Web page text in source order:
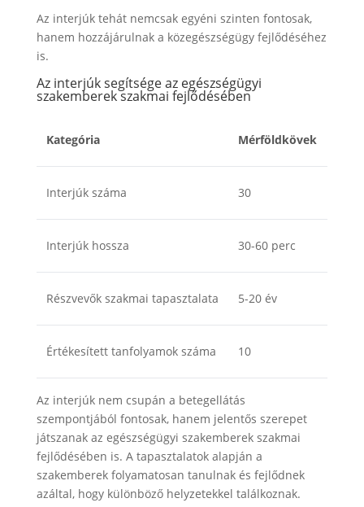
Az interjúk tehát nemcsak egyéni szinten fontosak,
hanem hozzájárulnak a közegészségügy fejlődéséhez
is.
Az interjúk segítsége az egészségügyi
szakemberek szakmai fejlődésében
Kategória Mérföldkövek
Interjúk száma 30
Interjúk hossza 30-60 perc
Részvevők szakmai tapasztalata 5-20 év
Értékesített tanfolyamok száma 10
Az interjúk nem csupán a betegellátás
szempontjából fontosak, hanem jelentős szerepet
játszanak az egészségügyi szakemberek szakmai
fejlődésében is. A tapasztalatok alapján a
szakemberek folyamatosan tanulnak és fejlődnek
azáltal, hogy különböző helyzetekkel találkoznak.